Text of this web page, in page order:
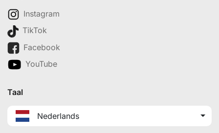
Instagram
TikTok
Facebook
YouTube
Taal
Nederlands